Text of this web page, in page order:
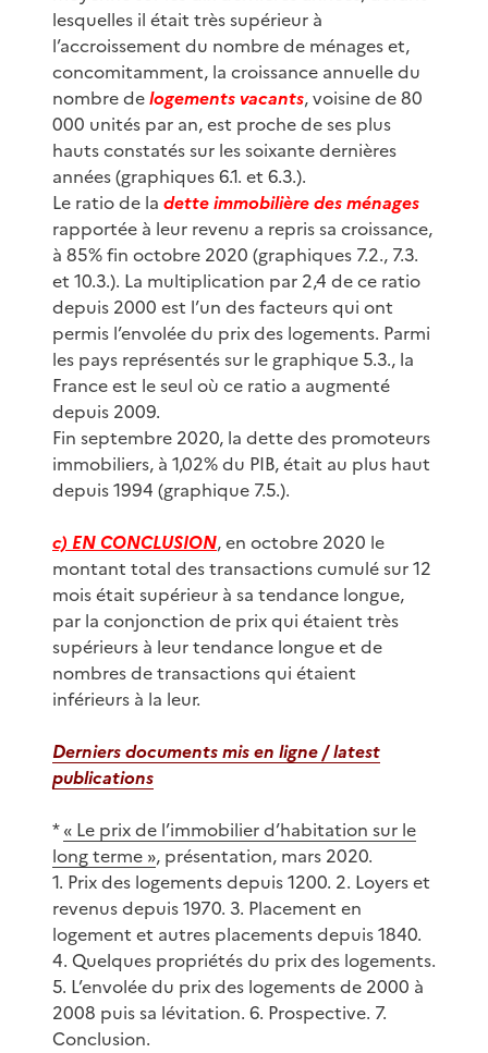
lesquelles il était très supérieur à
l’accroissement du nombre de ménages et,
concomitamment, la croissance annuelle du
nombre delogements vacants, voisine de 80
000 unités par an, est proche de ses plus
hauts constatés sur les soixante dernières
années (graphiques 6.1. et 6.3.).
Le ratio de la dette immobilière des ménages
rapportée à leur revenu a repris sa croissance,
à 85% fin octobre 2020 (graphiques 7.2., 7.3.
et 10.3.). La multiplication par 2,4 de ce ratio
depuis 2000 est l’un des facteurs qui ont
permis l’envolée du prix des logements. Parmi
les pays représentés sur le graphique 5.3., la
France est le seul où ce ratio a augmenté
depuis 2009.
Fin septembre 2020, la dette des promoteurs
immobiliers, à 1,02% du PIB, était au plus haut
depuis 1994 (graphique 7.5.).
c) EN CONCLUSION, en octobre 2020 le
montant total des transactions cumulé sur 12
mois était supérieur à sa tendance longue,
par la conjonction de prix qui étaient très
supérieurs à leur tendance longue et de
nombres de transactions qui étaient
inférieurs à la leur.
Derniers documents mis en ligne / latest
publications
*« Le prix de l’immobilier d’habitation sur le
long terme », présentation, mars 2020.
1. Prix des logements depuis 1200. 2. Loyers et
revenus depuis 1970. 3. Placement en
logement et autres placements depuis 1840.
4. Quelques propriétés du prix des logements.
5. L’envolée du prix des logements de 2000 à
2008 puis sa lévitation. 6. Prospective. 7.
Conclusion.